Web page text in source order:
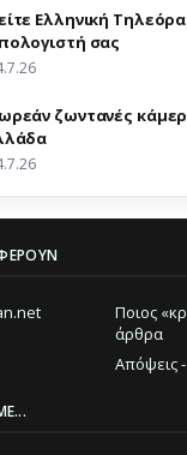
Ελληνική
σας
ζωντανές
Ποιος
άρθρα
Απόψεις